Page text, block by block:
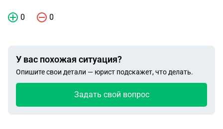
0 0
У вас похожая ситуация?
Опишите свои детали — юрист подскажет, что делать.
Задать свой вопрос